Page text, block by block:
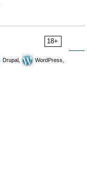
18+
Drupal,
WordPress,